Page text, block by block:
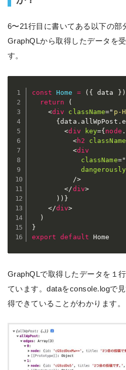
6〜21行目に書いてある以下の部
GraphQLから取得したデータを
す。
const Home = ( { data } )
return
(
<div className=" p-
{data . allWpPost .
<div key={ node .
<h2 className
<div
className="
/>
</div>
) ) }
</div>
)
}
export
default Home
GraphQLで取得したデータを１
ています。dataをconsole.logで
得できていることがわかります。